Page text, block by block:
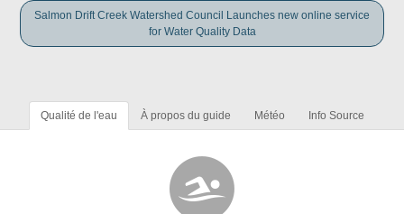
Salmon Drift Creek Watershed Council Launches new online service
for Water Quality Data
Qualité de l'eau À propos du guide Météo Info Source